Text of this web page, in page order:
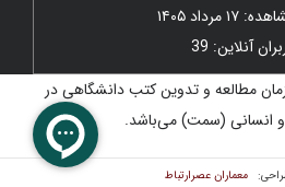
مرداد ۱۴۰۵
آنلاین: 39
مطالعه و تدوین کتب دانشگاهی در
و انسانی (سمت) می‌باشد.
معماران عصر‌ارتباط